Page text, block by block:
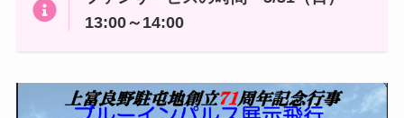
13:00～14:00